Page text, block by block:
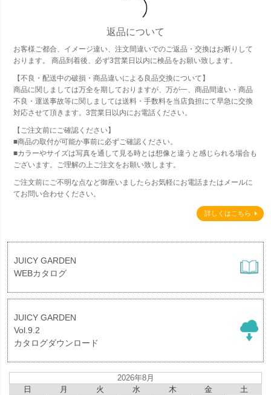
返品について
お客様ご都合、イメージ違い、注文間違いでのご返品・交換はお断りして
おります。 商品到着後、必ず3営業日以内に検品をお願い致します。
【不良・配送中の破損・商品違いによる良品交換について】
商品に関しましては万全を期しておりますが、万が一、商品間違い・商品
不良・運送事故等に関しましては送料・手数料を当店負担にて早急に交換
対応させて頂きます。3営業日以内にお電話ください。
【ご注文前にご確認ください】
■商品の取付が可能か事前に必ずご確認ください。
■カラーやサイズは写真を通して見る時とは想像と違うと感じられる場合も
ございます。ご理解の上ご注文をお願い致します。
ご注文前にご不明な点など御座いましたらお気軽にお電話またはメールに
てお問い合わせください。
詳しくはこちら
JUICY GARDEN
WEBカタログ
JUICY GARDEN
Vol.9.2
カタログダウンロード
2026年8月
日
月 火 水 木 金
土